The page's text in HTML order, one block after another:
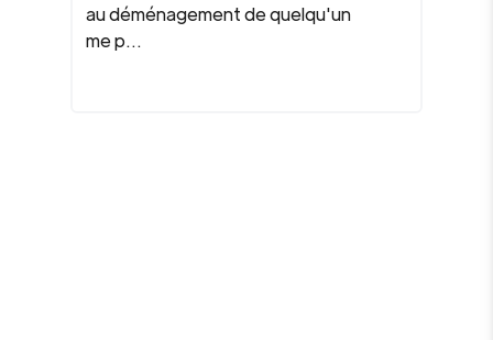
au déménagement de quelqu'un
me p...